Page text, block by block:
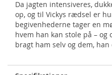
Da jagten intensiveres,
op, og til Vickys rædsel er
begivenhederne tager en
hvem han kan stole på –
bragt ham selv og dem,